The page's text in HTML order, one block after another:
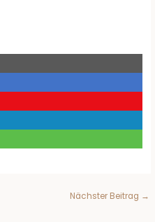
Nächster Beitrag →